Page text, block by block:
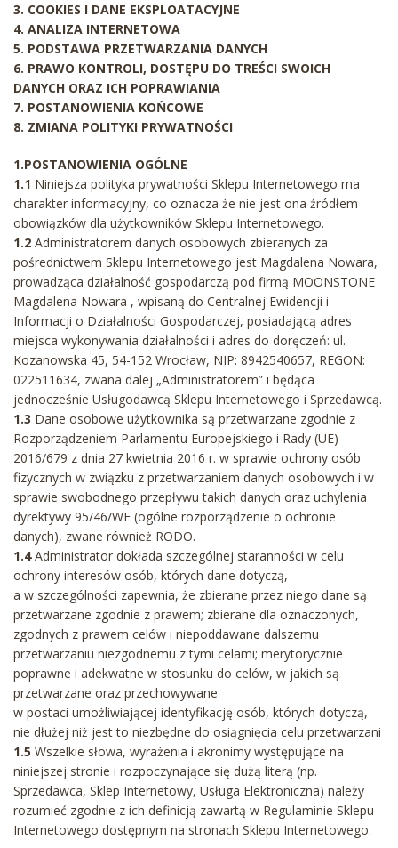
3. COOKIES I DANE EKSPLOATACYJNE
4. ANALIZA INTERNETOWA
5. PODSTAWA PRZETWARZANIA DANYCH
6. PRAWO KONTROLI, DOSTĘPU DO TREŚCI SWOICH
DANYCH ORAZ ICH POPRAWIANIA
7. POSTANOWIENIA KOŃCOWE
8. ZMIANA POLITYKI PRYWATNOŚCI
1.POSTANOWIENIA OGÓLNE
1.1 Niniejsza polityka prywatności Sklepu Internetowego ma
charakter informacyjny, co oznacza że nie jest ona źródłem
obowiązków dla użytkowników Sklepu Internetowego.
1.2 Administratorem danych osobowych zbieranych za
pośrednictwem Sklepu Internetowego jest Magdalena Nowara,
prowadząca działalność gospodarczą pod firmą MOONSTONE
Magdalena Nowara , wpisaną do Centralnej Ewidencji i
Informacji o Działalności Gospodarczej, posiadającą adres
miejsca wykonywania działalności i adres do doręczeń: ul.
Kozanowska 45, 54-152 Wrocław, NIP: 8942540657, REGON:
022511634, zwana dalej „Administratorem” i będąca
jednocześnie Usługodawcą Sklepu Internetowego i Sprzedawcą.
1.3 Dane osobowe użytkownika są przetwarzane zgodnie z
Rozporządzeniem Parlamentu Europejskiego i Rady (UE)
2016/679 z dnia 27 kwietnia 2016 r. w sprawie ochrony osób
fizycznych w związku z przetwarzaniem danych osobowych i w
sprawie swobodnego przepływu takich danych oraz uchylenia
dyrektywy 95/46/WE (ogólne rozporządzenie o ochronie
danych), zwane również RODO.
1.4Administrator dokłada szczególnej staranności w celu
ochrony interesów osób, których dane dotyczą,
a w szczególności zapewnia, że zbierane przez niego dane są
przetwarzane zgodnie z prawem; zbierane dla oznaczonych,
zgodnych z prawem celów i niepoddawane dalszemu
przetwarzaniu niezgodnemu z tymi celami; merytorycznie
poprawne i adekwatne w stosunku do celów, w jakich są
przetwarzane oraz przechowywane
w postaci umożliwiającej identyfikację osób, których dotyczą,
nie dłużej niż jest to niezbędne do osiągnięcia celu przetwarzani
1.5 Wszelkie słowa, wyrażenia i akronimy występujące na
niniejszej stronie i rozpoczynające się dużą literą (np.
Sprzedawca, Sklep Internetowy, Usługa Elektroniczna) należy
rozumieć zgodnie z ich definicją zawartą w Regulaminie Sklepu
Internetowego dostępnym na stronach Sklepu Internetowego.